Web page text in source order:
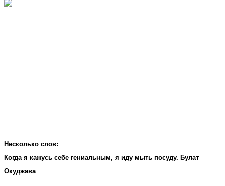
Несколько слов:
Когда я кажусь себе гениальным, я иду мыть посуду. Булат
Окуджава